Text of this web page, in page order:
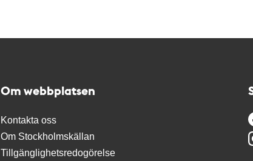
Om webbplatsen
Kontakta oss
Om Stockholmskällan
Tillgänglighetsredogörelse